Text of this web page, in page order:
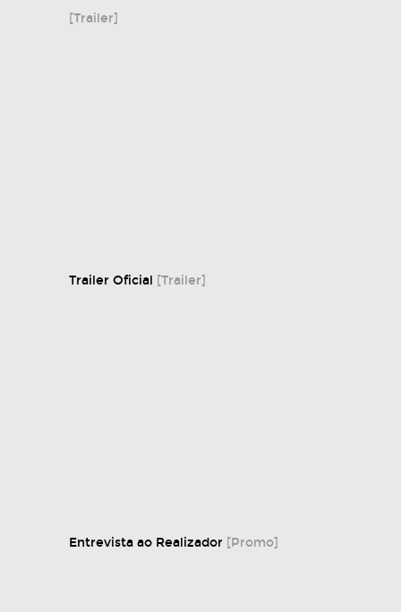
[Trailer]
Trailer Oficial [Trailer]
Entrevista ao Realizador [Promo]